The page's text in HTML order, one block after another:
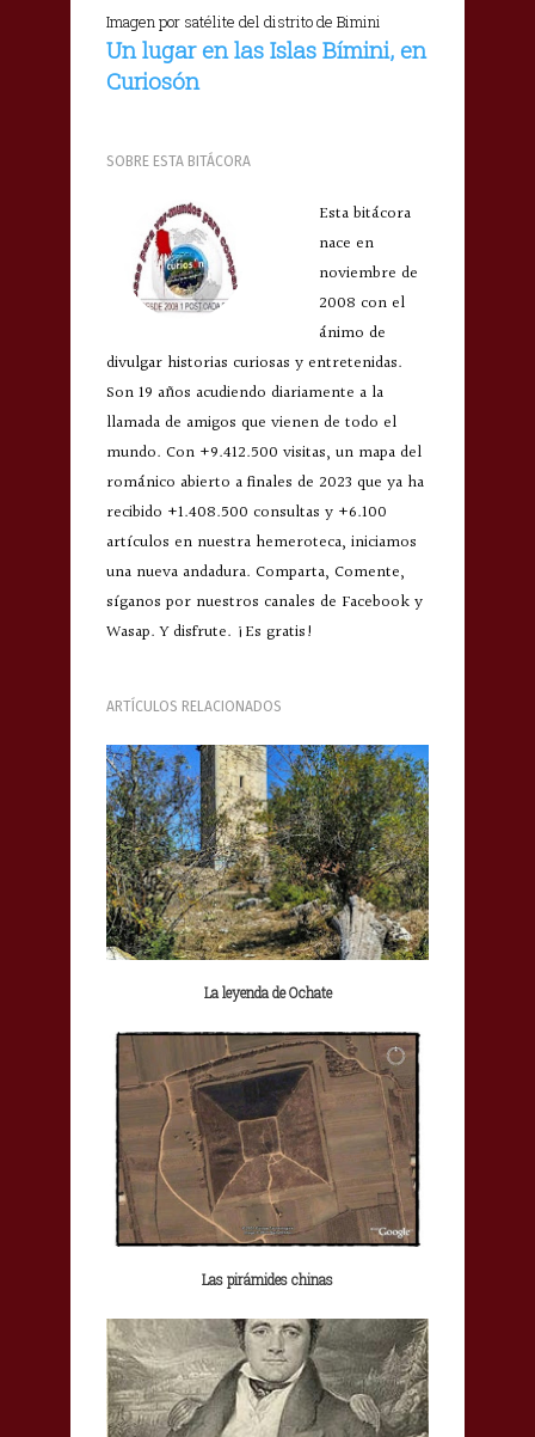
Imagen por satélite del distrito de Bimini
Un lugar en las Islas Bímini, en
Curiosón
SOBRE ESTA BITÁCORA
Esta bitácora
nace en
noviembre de
2008 con el
ánimo de
divulgar historias curiosas y entretenidas.
Son 19 años acudiendo diariamente a la
llamada de amigos que vienen de todo el
mundo. Con +9.412.500 visitas, un mapa del
románico abierto a finales de 2023 que ya ha
recibido +1.408.500 consultas y +6.100
artículos en nuestra hemeroteca, iniciamos
una nueva andadura. Comparta, Comente,
síganos por nuestros canales de Facebook y
Wasap. Y disfrute. ¡Es gratis!
ARTÍCULOS RELACIONADOS
La leyenda de Ochate
Las pirámides chinas